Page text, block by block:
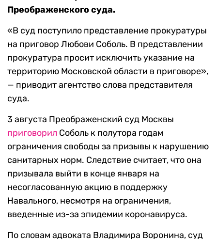
Преображенского суда.
«В суд поступило представление прокуратуры
на приговор Любови Соболь. В представлении
прокуратура просит исключить указание на
территорию Московской области в приговоре»,
— приводит агентство слова представителя
суда.
3 августа Преображенский суд Москвы
приговорил Соболь к полутора годам
ограничения свободы за призывы к нарушению
санитарных норм. Следствие считает, что она
призывала выйти в конце января на
несогласованную акцию в поддержку
Навального, несмотря на ограничения,
введенные из-за эпидемии коронавируса.
По словам адвоката Владимира Воронина, суд